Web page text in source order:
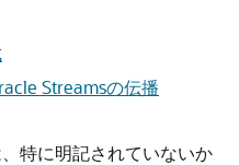
Streamsの伝播
特に明記されていないか